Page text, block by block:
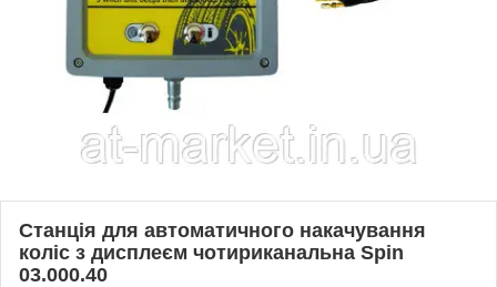
Станція для автоматичного накачування
коліс з дисплеєм чотириканальна Spin
03.000.40